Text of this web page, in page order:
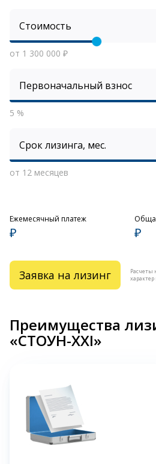
Стоимость
от 1 300 000 ₽
Первоначальный взнос
5 %
Срок лизинга, мес.
от 12 месяцев
Ежемесячный платеж
₽ ₽
Заявка на лизинг
Расчеты
характер
Преимущества
«СТОУН-XXI»